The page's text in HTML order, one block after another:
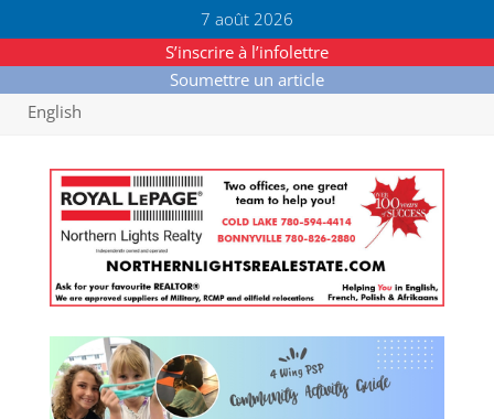
7 août 2026
S’inscrire à l’infolettre
Soumettre un article
English